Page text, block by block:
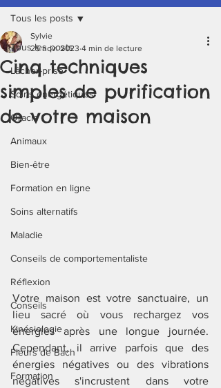
Tous les posts
Lâcher-prise
Soins énergétiques
Oracle
Animaux
Bien-être
Formation en ligne
Soins alternatifs
Maladie
Conseils de comportementaliste
Réflexion
Conseils
Kinésiologie
Fleurs de Bach
Formation
Tous les posts
Cinq techniques
simples de purification
de votre maison
Sylvie
25 nov. 2023 4 min de lecture
Votre maison est votre sanctuaire, un
lieu sacré où vous rechargez vos
énergies après une longue journée.
Cependant, il arrive parfois que des
énergies négatives ou des vibrations
négatives s'incrustent dans votre